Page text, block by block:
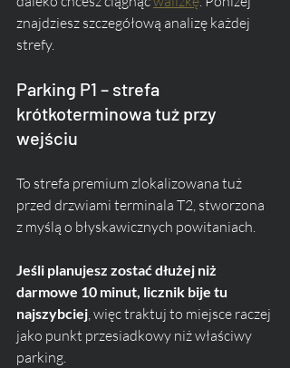
znajdziesz szczegółową analizę każdej
strefy.
Parking P1 – strefa
krótkoterminowa tuż przy
wejściu
To strefa premium zlokalizowana tuż
przed drzwiami terminala T2, stworzona
z myślą o błyskawicznych powitaniach.
Jeśli planujesz zostać dłużej niż
darmowe 10 minut, licznik bije tu
najszybciej, więc traktuj to miejsce raczej
jako punkt przesiadkowy niż właściwy
parking.